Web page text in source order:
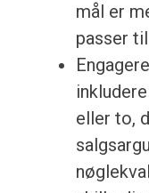
mål er
passer
eller to,